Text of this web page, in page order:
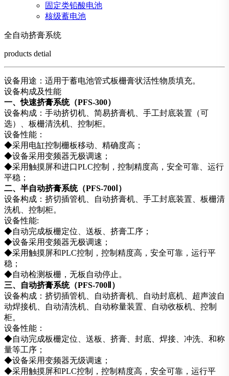
固定类铅酸电池
核级蓄电池
全自动挤膏系统
products detial
设备用途：适用于蓄电池管式板栅膏状活性物质填充。
设备构成及性能
一、快速挤膏系统（PFS-300）
设备构成：手动挤切机、简易挤膏机、手工封底装置（可
选）、板栅清洗机、控制柜。
设备性能：
◆采用电缸控制栅板移动、精确度高；
◆设备采用变频器无极调速；
◆采用触摸屏和进口PLC控制，控制精度高，安全可靠、运行
平稳；
二、半自动挤膏系统（PFS-700Ⅰ）
设备构成：挤切插管机、自动挤膏机、手工封底装置、板栅清
洗机、控制柜。
设备性能:
◆自动完成板栅定位、送板、挤膏工序；
◆设备采用变频器无极调速；
◆采用触摸屏和PLC控制，控制精度高，安全可靠，运行平
稳；
◆自动检测板栅，无板自动停止。
三、自动挤膏系统（PFS-700Ⅱ）
设备构成：挤切插管机、自动挤膏机、自动封底机、超声波自
动焊接机、自动清洗机、自动称量装置、自动收板机、控制
柜。
设备性能：
◆自动完成板栅定位、送板、挤膏、封底、焊接、冲洗、和称
量等工序；
◆设备采用变频器无级调速；
◆采用触摸屏和PLC控制，控制精度高，安全可靠，运行平